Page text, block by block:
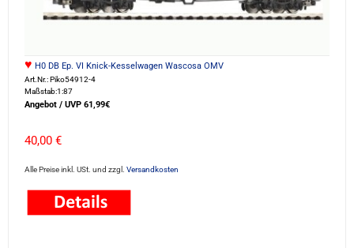
♥ H0 DB Ep. VI Knick-Kesselwagen Wascosa OMV
Art.Nr.: Piko54912-4
Maßstab:1:87
Angebot / UVP 61,99€
40,00 €
Alle Preise inkl. USt. und zzgl. Versandkosten